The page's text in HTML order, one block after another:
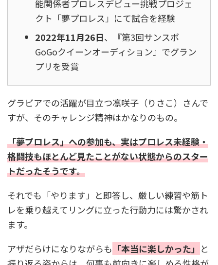
能関係者プロレスデビュー挑戦プロジェ
クト「夢プロレス」にて試合を経験
2022年11月26日、『第3回サンスポ
GoGoクイーンオーディション』でグラン
プリを受賞
グラビアでの活躍が目立つ凛咲子（りさこ）さんで
すが、そのチャレンジ精神はかなりのもの。
「夢プロレス」への参加も、実はプロレス未経験・
格闘技もほとんど見たことがない状態からのスター
トだったそうです。
それでも「やります」と即答し、厳しい練習や筋ト
レを乗り越えてリングに立った行動力には驚かされ
ます。
アザだらけになりながらも 「本当に楽しかった」 と